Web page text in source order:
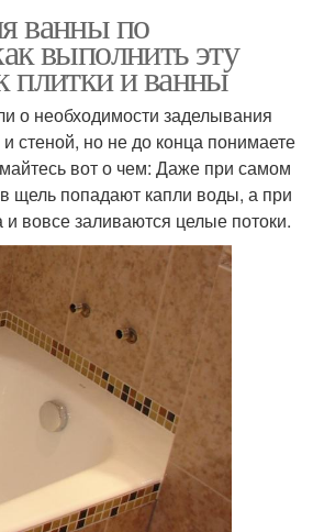
ванны по
выполнить эту
плитки и ванны
о необходимости заделывания
стеной, но не до конца понимаете
вот о чем: Даже при самом
щель попадают капли воды, а при
вовсе заливаются целые потоки.